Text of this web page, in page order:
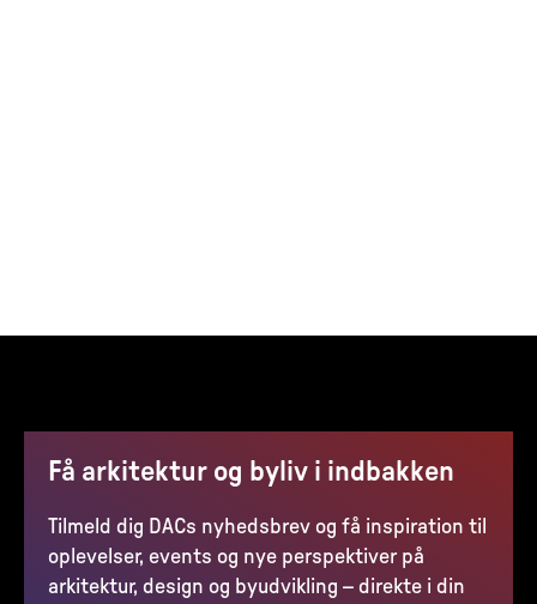
Få arkitektur og byliv i indbakken
Tilmeld dig DACs nyhedsbrev og få inspiration til
oplevelser, events og nye perspektiver på
arkitektur, design og byudvikling – direkte i din